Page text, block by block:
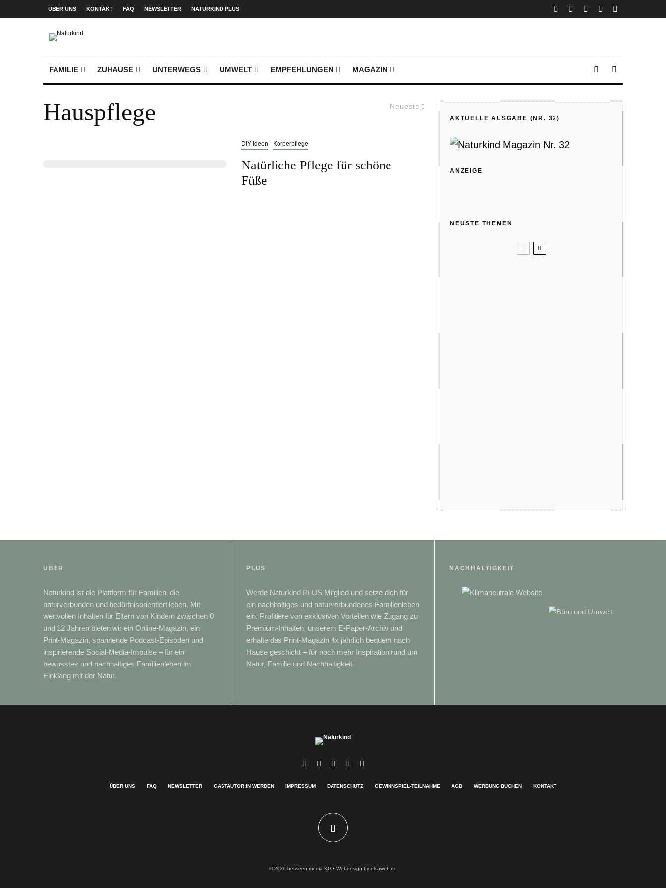
ÜBER UNS KONTAKT FAQ NEWSLETTER NATURKIND PLUS
FAMILIE ZUHAUSE UNTERWEGS UMWELT EMPFEHLUNGEN MAGAZIN
Neueste
Hauspflege
DIY-Ideen Körperpflege
Natürliche Pflege für schöne
Füße
AKTUELLE AUSGABE (NR. 32)
ANZEIGE
NEUSTE THEMEN
ÜBER
Naturkind ist die Plattform für Familien, die
naturverbunden und bedürfnisorientiert leben. Mit
wertvollen Inhalten für Eltern von Kindern zwischen 0
und 12 Jahren bieten wir ein Online-Magazin, ein
Print-Magazin, spannende Podcast-Episoden und
inspirierende Social-Media-Impulse – für ein
bewusstes und nachhaltiges Familienleben im
Einklang mit der Natur.
PLUS
Werde Naturkind PLUS Mitglied und setze dich für
ein nachhaltiges und naturverbundenes Familienleben
ein. Profitiere von exklusiven Vorteilen wie Zugang zu
Premium-Inhalten, unserem E-Paper-Archiv und
erhalte das Print-Magazin 4x jährlich bequem nach
Hause geschickt – für noch mehr Inspiration rund um
Natur, Familie und Nachhaltigkeit.
NACHHALTIGKEIT
ÜBER UNS FAQ NEWSLETTER GASTAUTOR:IN WERDEN IMPRESSUM DATENSCHUTZ GEWINNSPIEL-TEILNAHME AGB WERBUNG BUCHEN KONTAKT
© 2026 between media KG • Webdesign by elsaweb.de